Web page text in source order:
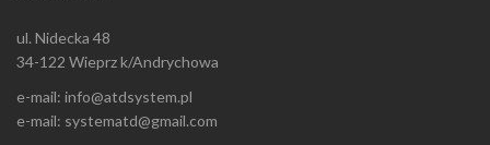
ul. Nidecka 48
34-122 Wieprz k/Andrychowa
e-mail: info@atdsystem.pl
e-mail: systematd@gmail.com